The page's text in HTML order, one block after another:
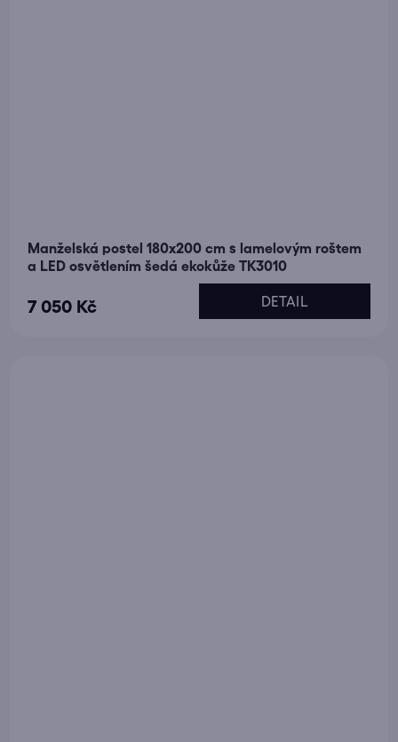
Manželská postel 180x200 cm s lamelovým roštem
a LED osvětlením šedá ekokůže TK3010
7 050 Kč DETAIL